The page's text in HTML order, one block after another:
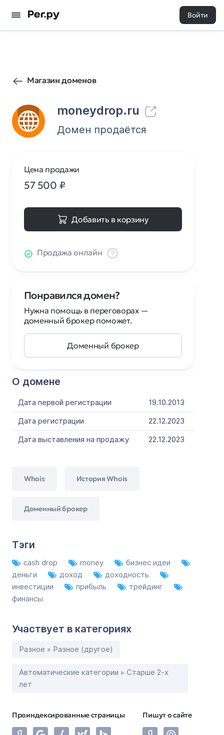
Войти
Магазин доменов
moneydrop.ru
69 0
Домен продаётся
О домене
Дата первой регистрации
19.10.2013
Дата регистрации
22.12.2023
Дата выставления на продажу
22.12.2023
Whois История Whois
Доменный брокер
Тэги
cash drop money
бизнес идеи
деньги
доход
доходность
инвестиции
прибыль
трейдинг
финансы
Участвует в категориях
Разное » Разное (другое)
Автоматические категории » Старше 2-х
лет
Проиндексированные страницы Пишут о сайте
Цена продажи
57 500 ₽
Добавить в корзину
Продажа онлайн
Понравился домен?
Нужна помощь в переговорах —
доменный брокер поможет.
Доменный брокер